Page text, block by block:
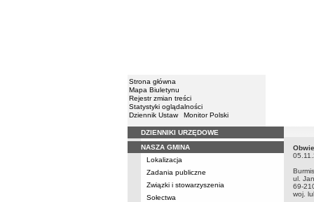
Strona główna
Mapa Biuletynu
Rejestr zmian treści
Statystyki oglądalności
Dziennik Ustaw
Monitor Polski
Menu
DZIENNIKI URZĘDOWE
NASZA GMINA
Lokalizacja
Zadania publiczne
Związki i stowarzyszenia
Sołectwa
ul.
69-